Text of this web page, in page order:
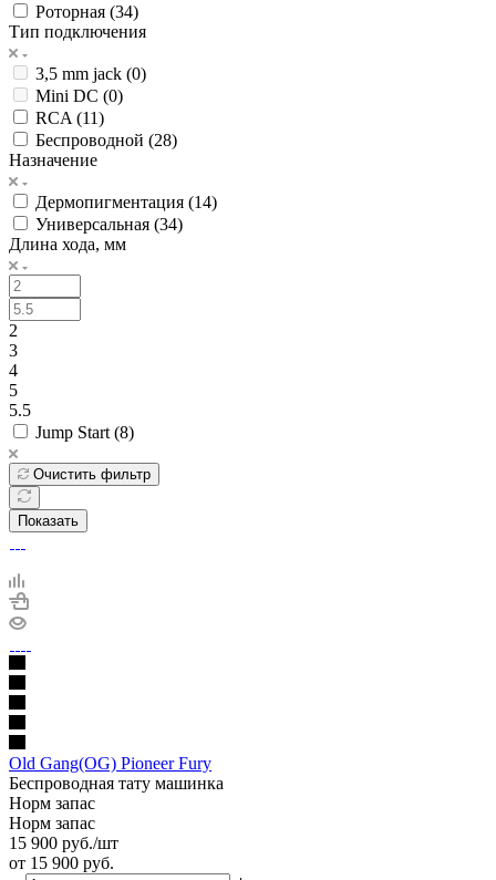
Роторная (34)
Тип подключения
3,5 mm jack (0)
Mini DC (0)
RCA (11)
Беспроводной (28)
Назначение
Дермопигментация (14)
Универсальная (34)
Длина хода, мм
2
3
4
5
5.5
Jump Start (8)
Очистить фильтр
Показать
Old Gang(OG) Pioneer Fury
Беспроводная тату машинка
Норм запас
Норм запас
15 900 руб./шт
от 15 900 руб.